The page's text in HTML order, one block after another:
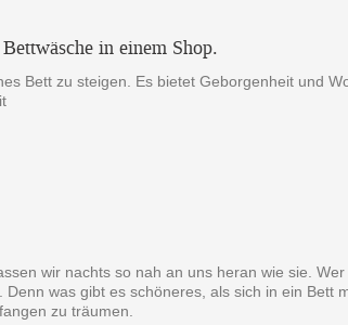
in einem Shop.
Bett zu steigen. Es bietet Geborgenheit und
wir nachts so nah an uns heran wie sie.
was gibt es schöneres, als sich in ein Bett
zu träumen.